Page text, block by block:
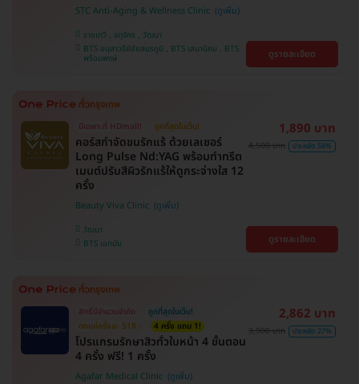
STC Anti-Aging & Wellness Clinic
ราชเทวี , จตุจักร , วัฒนา
BTS อนุสาวรีย์ชัยสมรภูมิ , BTS เสนานิคม , BTS
พร้อมพงษ์ ดูรายละเอียด
มีเฉพาะที่ HDmall! ถูกที่สุดในเว็บ!
คอร์สกำจัดขนรักแร้ ด้วยเลเซอร์
Long Pulse Nd:YAG พร้อมทำทรีต
เมนต์ปรับสีผิวรักแร้ให้ดูกระจ่างใส 12
ครั้ง
Beauty Viva Clinic
วัฒนา
BTS เอกมัย
1,890 บาท
4,500 บาท ประหยัด 58%
ดูรายละเอียด
สิทธิ์มีจำนวนจำกัด
ถูกที่สุดในเว็บ!
ตกแค่ครั้งละ 518.-
4 ครั้ง แถม 1!
โปรแกรมรักษาสิวทั่วใบหน้า 4 ขั้นตอน
4 ครั้ง ฟรี! 1 ครั้ง
Agafar Medical Clinic
2,862 บาท
3,900 บาท ประหยัด 27%